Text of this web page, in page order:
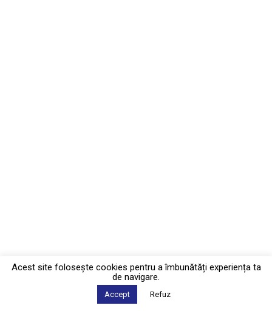
Acest site foloseşte cookies pentru a îmbunătăți experiența ta
de navigare.
Accept Refuz